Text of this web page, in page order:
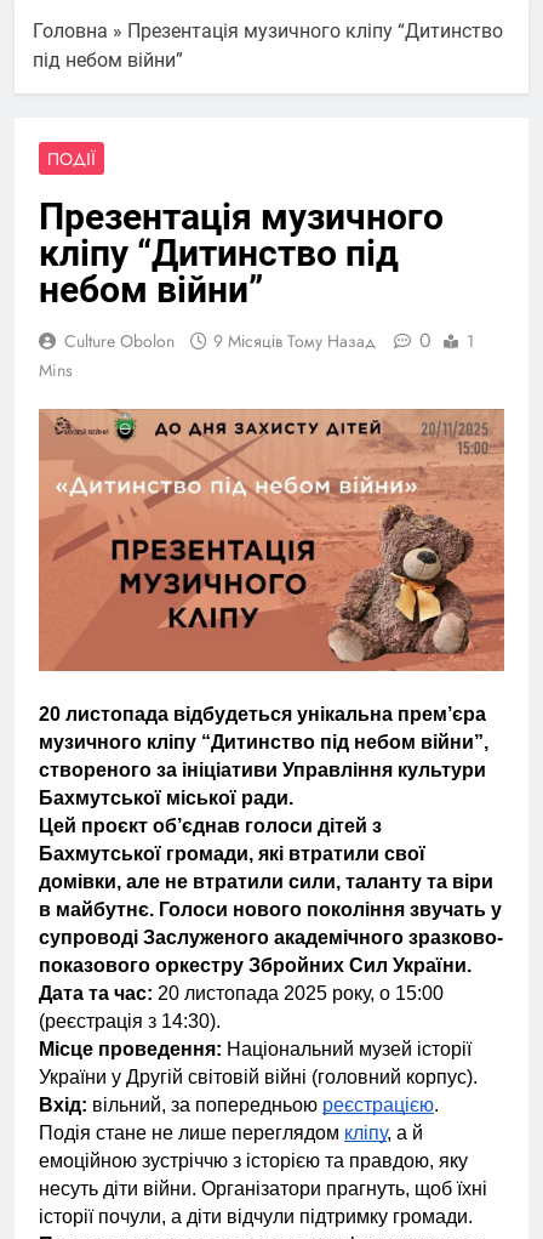
Головна » Презентація музичного кліпу “Дитинство
під небом війни”
ПОДІЇ
Презентація музичного
кліпу “Дитинство під
небом війни”
Culture Obolon 9 Місяців Тому Назад 0
1
Mins
20 листопада відбудеться унікальна прем’єра
музичного кліпу “Дитинство під небом війни”,
створеного за ініціативи Управління культури
Бахмутської міської ради.
Цей проєкт об’єднав голоси дітей з
Бахмутської громади, які втратили свої
домівки, але не втратили сили, таланту та віри
в майбутнє. Голоси нового покоління звучать у
супроводі Заслуженого академічного зразково-
показового оркестру Збройних Сил України.
Дата та час: 20 листопада 2025 року, о 15:00
(реєстрація з 14:30).
Місце проведення: Національний музей історії
України у Другій світовій війні (головний корпус).
Вхід: вільний, за попередньою реєстрацією.
Подія стане не лише переглядом кліпу, а й
емоційною зустріччю з історією та правдою, яку
несуть діти війни. Організатори прагнуть, щоб їхні
історії почули, а діти відчули підтримку громади.